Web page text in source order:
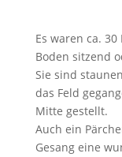
Es waren ca.
Boden sitzend
Sie sind
das Feld
Mitte gestellt.
Auch ein
Gesang eine